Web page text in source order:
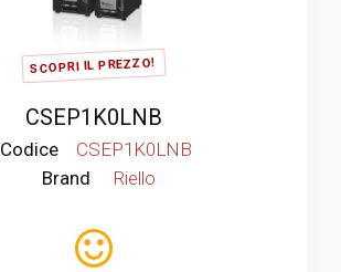
SCOPRI IL PREZZO!
CSEP1K0LNB
Codice
CSEP1K0LNB
Brand
Riello